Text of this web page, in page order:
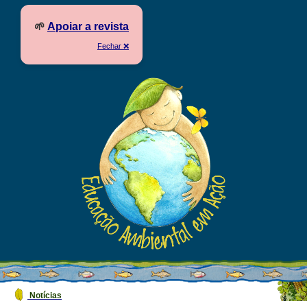
🌱 Apoiar a revista
Fechar ❌
Notícias